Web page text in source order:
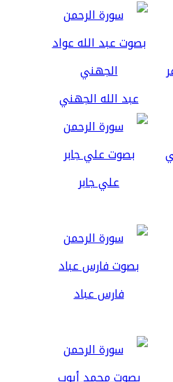
عبد الله الجهني
علي جابر
فارس عباد